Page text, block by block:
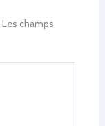
Les champs